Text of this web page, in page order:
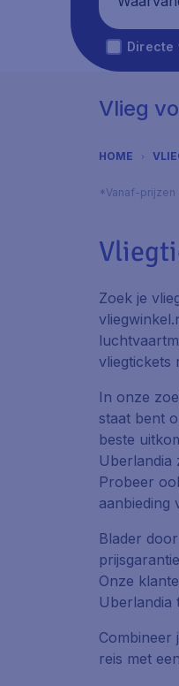
Directe
Vlieg
HOME
*Vanaf-prijzen
Zoek je
vliegtickets
In onze
staat bent
beste
Uberlandia
Probeer
aanbieding
Blader
Onze
Uberlandia
Combineer
reis met